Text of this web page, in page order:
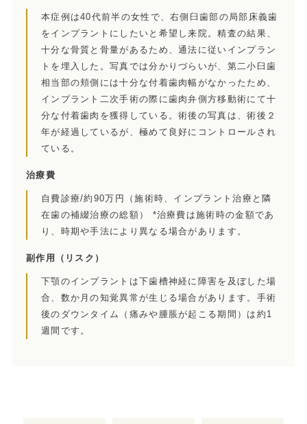
歯周病治療/予防歯科
歯周病治療とは
ペリオドンタルメディスン
再生療法とは
予防歯科とは
訪問診療/その他
歯科用CT
顎関節症とは
特殊義歯とは
本症例は40代前半の女性で、右側臼歯部の局部床義歯
をインプラントにしたいと希望し来院。精査の結果、
十分な骨質と骨量があるため、通法に従いインプラン
トを埋入した。写真では分かりづらいが、第二小臼歯
相当部の頬側には十分な付着歯肉幅がなかったため、
インプラント二次手術の際に歯肉弁側方移動術にて十
分な付着歯肉を獲得している。術後の写真は、術後２
年が経過しているが、極めて良好にコントロールされ
ている。
治療費
自費診療/約90万円（施術時、インプラント治療と隣
在歯の補綴治療の総額） *治療費は施術時の金額であ
り、時期や手法により異なる場合があります。
副作用 （リスク）
下顎のインプラントは下歯槽神経に障害を及ぼした場
合、数か月の知覚異常が生じる場合があります。手術
後のダウンタイム（痛みや腫脹が起こる期間）は約1
週間です。